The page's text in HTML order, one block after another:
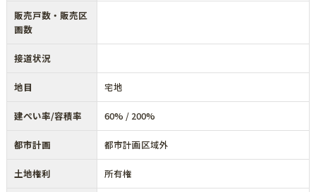
販売戸数・販売区
画数
接道状況
地目 宅地
建ぺい率/容積率 60% / 200%
都市計画 都市計画区域外
土地権利 所有権